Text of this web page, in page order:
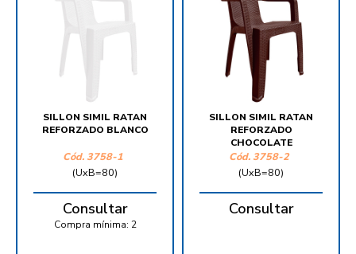
SILLON SIMIL RATAN
REFORZADO BLANCO
Cód. 3758-1
(UxB=80)
Consultar
Compra mínima: 2
SILLON SIMIL RATAN
REFORZADO
CHOCOLATE
Cód. 3758-2
(UxB=80)
Consultar